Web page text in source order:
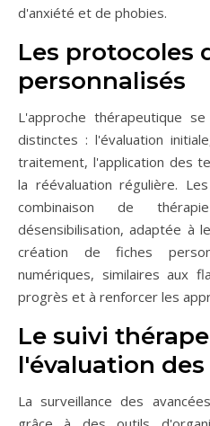
d'anxiété et de phobies.
Les protocoles
personnalisés
L'approche thérapeutique
distinctes : l'évaluation
traitement, l'application des
la réévaluation régulière.
combinaison de
désensibilisation, adaptée à
création de fiches
numériques, similaires aux
progrès et à renforcer les
Le suivi
l'évaluation
La surveillance des